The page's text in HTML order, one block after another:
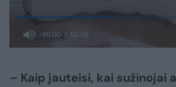
– Kaip jauteisi, kai sužinojai